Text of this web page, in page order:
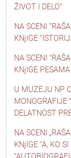
ŽIVOT I DELO"
NA SCENI
KNjIGE
NA SCENI
KNjIGE
U MUZEJU NP
MONOGRAFIJE
DELATNOST
NA SCENI
KNjIGE “A, KO